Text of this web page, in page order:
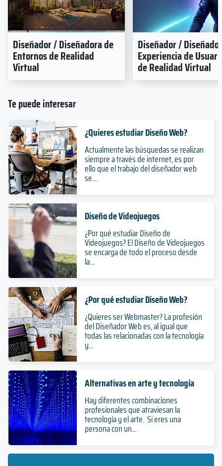
Diseñador / Diseñadora de
Entornos de Realidad
Virtual
Diseñador /
Experiencia de
de Realidad Virtual
Te puede interesar
¿Quieres estudiar Diseño Web?
Actualmente las búsquedas se realizan
siempre a través de internet, es por
ello que el trabajo del diseñador web
se...
Diseño de Videojuegos
¿Por qué estudiar Diseño de
Videojuegos? El Diseño de Videojuegos
se encarga de todo el proceso desde
la...
¿Por qué estudiar Diseño Web?
¿Quieres ser Webmaster? La profesión
del Diseñador Web es, al igual que
todas las relacionadas con la tecnología
y...
Alternativas en arte y tecnología
Hay diferentes combinaciones
profesionales que atraviesan la
tecnología y el arte. Si eres una
persona con un...